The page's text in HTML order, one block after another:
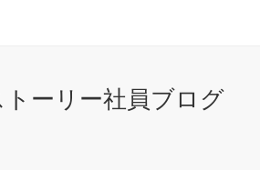
トーリー社員ブログ